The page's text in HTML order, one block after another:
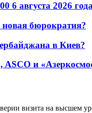
6 августа 2026 года
бюрократия?
в Киев?
и
визита на высшем